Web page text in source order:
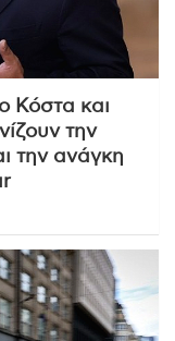
Κόστα και
την
την ανάγκη